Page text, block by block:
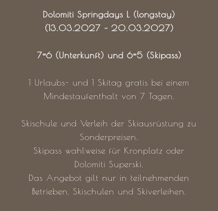
Dolomiti Springdays L (longstay)
(13.03.2027 – 20.03.2027)
7=6 (Unterkunft) und 6=5 (Skipass)
1 Urlaubs- und 1 Skitag gratis bei einem
Mindestaufenthalt von 7 Tagen.
Skischule und Verleih der Skiausrüstung zu
Sonderpreisen.
Skipass wahlweise für Kronplatz oder
Dolomiti Superski.
Das Angebot gilt nur in teilnehmenden
Betrieben, Skischulen und Skiverleihen.